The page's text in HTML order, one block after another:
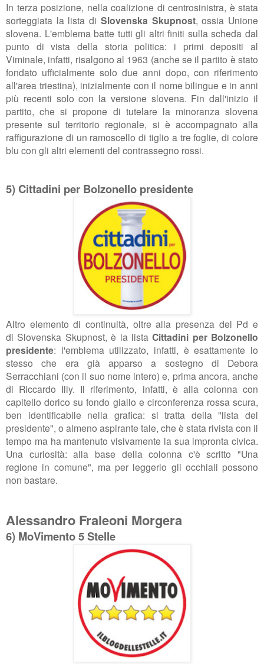
In terza posizione, nella coalizione di centrosinistra, è stata
sorteggiata la lista di Slovenska Skupnost, ossia Unione
slovena. L'emblema batte tutti gli altri finiti sulla scheda dal
punto di vista della storia politica: i primi depositi al
Viminale, infatti, risalgono al 1963 (anche se il partito è stato
fondato ufficialmente solo due anni dopo, con riferimento
all'area triestina), inizialmente con il nome bilingue e in anni
più recenti solo con la versione slovena. Fin dall'inizio il
partito, che si propone di tutelare la minoranza slovena
presente sul territorio regionale, si è accompagnato alla
raffigurazione di un ramoscello di tiglio a tre foglie, di colore
blu con gli altri elementi del contrassegno rossi.
5) Cittadini per Bolzonello presidente
Altro elemento di continuità, oltre alla presenza del Pd e
diSlovenska Skupnost, è la listaCittadini per Bolzonello
presidente: l'emblema utilizzato, infatti, è esattamente lo
stesso che era già apparso a sostegno di Debora
Serracchiani (con il suo nome intero) e, prima ancora, anche
di Riccardo Illy. Il riferimento, infatti, è alla colonna con
capitello dorico su fondo giallo e circonferenza rossa scura,
ben identificabile nella grafica: si tratta della "lista del
presidente", o almeno aspirante tale, che è stata rivista con il
tempo ma ha mantenuto visivamente la sua impronta civica.
Una curiosità: alla base della colonna c'è scritto "Una
regione in comune", ma per leggerlo gli occhiali possono
non bastare.
Alessandro Fraleoni Morgera
6) MoVimento 5 Stelle